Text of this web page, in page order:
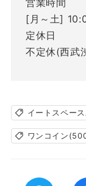
[月～土]
定休日
不定休(西武
イートスペース
ワンコイン